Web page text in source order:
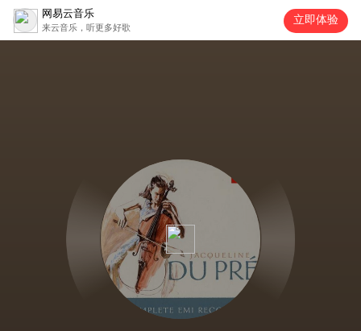
网易云音乐
来云音乐，听更多好歌
立即体验